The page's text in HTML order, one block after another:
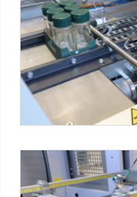
around
Máquinas
Tag:Bandeja +
vidrio-